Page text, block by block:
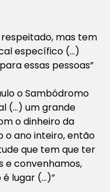
mas tem
específico (…)
essas pessoas”
o Sambódromo
(…) um grande
o dinheiro da
o ano inteiro, então
que tem que ter
e convenhamos,
lugar (…)”